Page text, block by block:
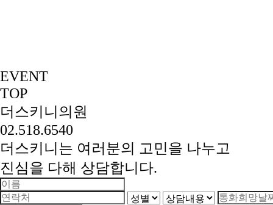
EVENT
TOP
더스키니의원
02.518.6540
더스키니는 여러분의 고민을 나누고
진심을 다해 상담합니다.